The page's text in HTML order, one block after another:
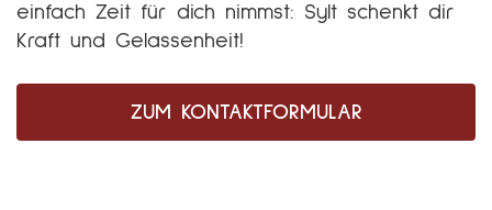
einfach Zeit für dich nimmst: Sylt schenkt dir
Kraft und Gelassenheit!
ZUM KONTAKTFORMULAR